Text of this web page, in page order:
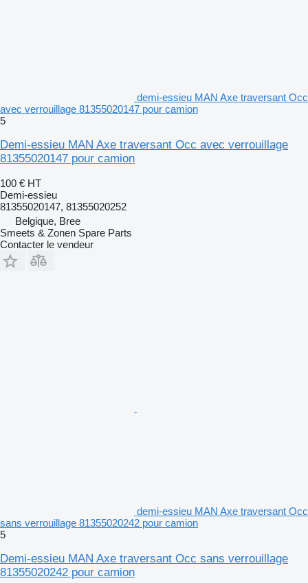
demi-essieu MAN Axe traversant Occ
avec verrouillage 81355020147 pour camion
5
Demi-essieu MAN Axe traversant Occ avec verrouillage
81355020147 pour camion
100 € HT
Demi-essieu
81355020147, 81355020252
Belgique, Bree
Smeets & Zonen Spare Parts
Contacter le vendeur
demi-essieu MAN Axe traversant Occ
sans verrouillage 81355020242 pour camion
5
Demi-essieu MAN Axe traversant Occ sans verrouillage
81355020242 pour camion